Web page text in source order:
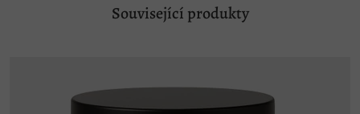
Související produkty